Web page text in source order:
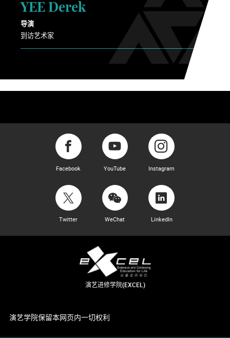
YEE Derek
导演
到访艺术家
Facebook YouTube Instagram
Twitter WeChat LinkedIn
演艺进修学院(EXCEL)
演艺学院保留本网页内一切权利